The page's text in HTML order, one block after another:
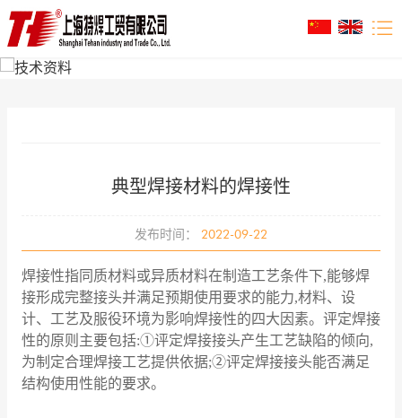
典型焊接材料的焊接性
发布时间： 2022-09-22
焊接性指同质材料或异质材料在制造工艺条件下,能够焊
接形成完整接头并满足预期使用要求的能力,材料、设
计、工艺及服役环境为影响焊接性的四大因素。评定焊接
性的原则主要包括:①评定焊接接头产生工艺缺陷的倾向,
为制定合理焊接工艺提供依据;②评定焊接接头能否满足
结构使用性能的要求。